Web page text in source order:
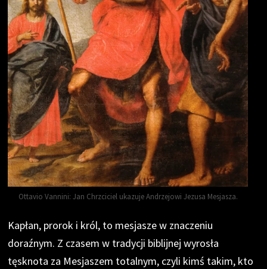
Ottavio Vannini: Jan Chrzciciel ukazuje Andrzejowi Jezusa Mesjasza.
Kapłan, prorok i król, to mesjasze w znaczeniu
doraźnym. Z czasem w tradycji biblijnej wyrosła
tęsknota za Mesjaszem totalnym, czyli kimś takim, kto